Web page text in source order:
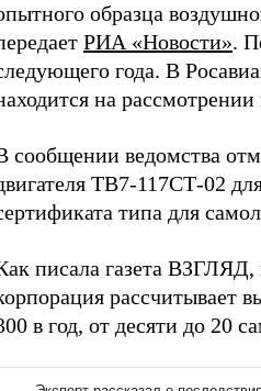
образца
РИА «Новости».
года. В
на
сообщении ведомства
ТВ7-117СТ-02
типа для
писала газета ВЗГЛЯД,
рассчитывает
в год, от десяти до 20